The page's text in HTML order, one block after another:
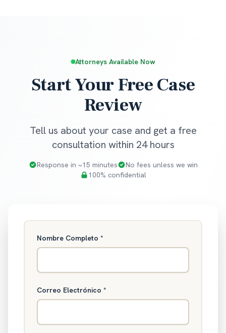
Attorneys Available Now
Start Your Free Case
Review
Tell us about your case and get a free
consultation within 24 hours
Response in ~15 minutes
No fees unless we win
100% confidential
Nombre Completo *
Correo Electrónico *